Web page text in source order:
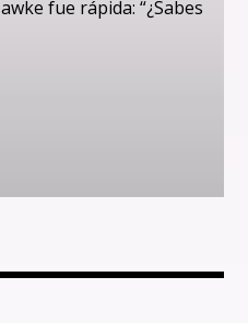
fue rápida: “¿Sabes